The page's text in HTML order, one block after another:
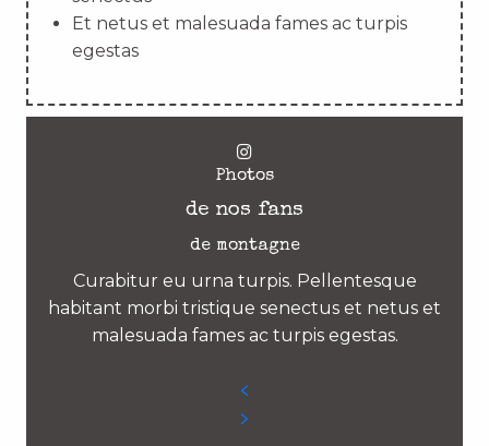
Et netus et malesuada fames ac turpis
egestas
Photos
de nos fans
de montagne
Curabitur eu urna turpis. Pellentesque
habitant morbi tristique senectus et netus et
malesuada fames ac turpis egestas.